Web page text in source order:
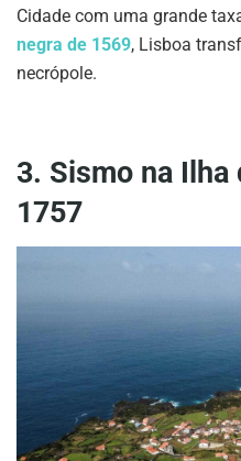
Cidade com uma grande
negra de 1569, Lisboa
necrópole.
3. Sismo na Ilha
1757